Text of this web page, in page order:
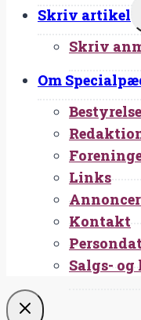
Skriv artikel
Skriv
Om
Links
Kontakt
Salgs-